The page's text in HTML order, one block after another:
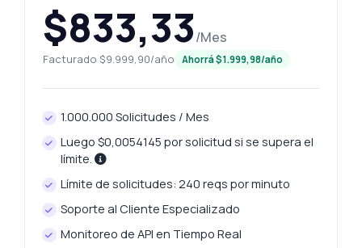
$833,33/Mes
Facturado $9.999,90/año Ahorrá $1.999,98/año
1.000.000 Solicitudes / Mes
Luego $0,0054145 por solicitud si se supera el
límite.
Límite de solicitudes: 240 reqs por minuto
Soporte al Cliente Especializado
Monitoreo de API en Tiempo Real